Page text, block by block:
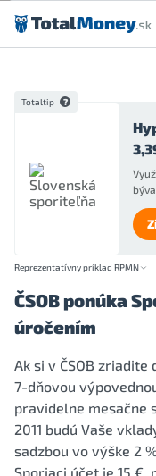
Preskočiť na obsah
Totaltip
Reprezentatívny príklad RPMN
ČSOB ponúka
úročením
Ak si v ČSOB
7-dňovou
pravidelne mesačne
2011 budú Vaše
sadzbou vo výške 2
Sporiaci účet je 15